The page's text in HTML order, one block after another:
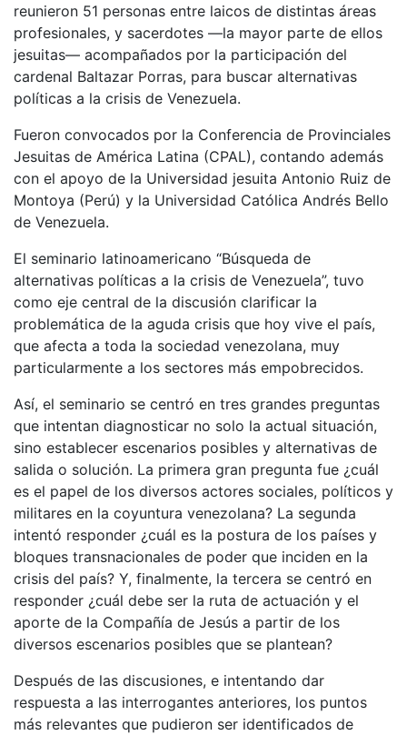
reunieron 51 personas entre laicos de distintas áreas
profesionales, y sacerdotes —la mayor parte de ellos
jesuitas— acompañados por la participación del
cardenal Baltazar Porras, para buscar alternativas
políticas a la crisis de Venezuela.
Fueron convocados por la Conferencia de Provinciales
Jesuitas de América Latina (CPAL), contando además
con el apoyo de la Universidad jesuita Antonio Ruiz de
Montoya (Perú) y la Universidad Católica Andrés Bello
de Venezuela.
El seminario latinoamericano “Búsqueda de
alternativas políticas a la crisis de Venezuela”, tuvo
como eje central de la discusión clarificar la
problemática de la aguda crisis que hoy vive el país,
que afecta a toda la sociedad venezolana, muy
particularmente a los sectores más empobrecidos.
Así, el seminario se centró en tres grandes preguntas
que intentan diagnosticar no solo la actual situación,
sino establecer escenarios posibles y alternativas de
salida o solución. La primera gran pregunta fue ¿cuál
es el papel de los diversos actores sociales, políticos y
militares en la coyuntura venezolana? La segunda
intentó responder ¿cuál es la postura de los países y
bloques transnacionales de poder que inciden en la
crisis del país? Y, finalmente, la tercera se centró en
responder ¿cuál debe ser la ruta de actuación y el
aporte de la Compañía de Jesús a partir de los
diversos escenarios posibles que se plantean?
Después de las discusiones, e intentando dar
respuesta a las interrogantes anteriores, los puntos
más relevantes que pudieron ser identificados de